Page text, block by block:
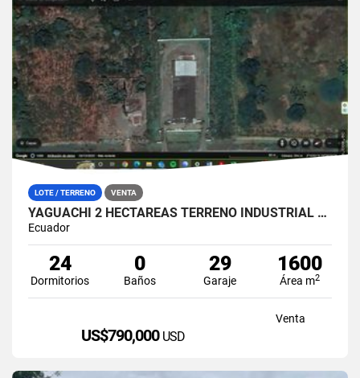
LOTE / TERRENO VENTA
YAGUACHI 2 HECTÁREAS TERRENO INDUSTRIAL EN VENTA | VIA MILAGRO KM 26
Ecuador
24
Dormitorios
0
Baños
29
Garaje
1600
Área m2
Venta
US$790,000 USD